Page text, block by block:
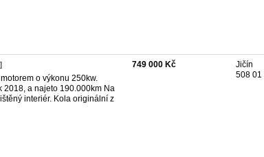
o výkonu 250kw.
2018, a najeto 190.000km Na
interiér. Kola originální z
749 000 Kč
Jičín
508 01